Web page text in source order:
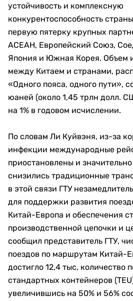
устойчивость и комплексную
конкурентоспособность
первую пятерку крупных
АСЕАН, Европейский Союз,
Япония и Южная Корея. Объем
между Китаем и странами,
«Одного пояса, одного пути»,
юаней (около 1,45 трлн долл.
на 1% в годовом исчислении.
По словам Ли Куйвэня, из-за
инфекции международные
приостановлены и
снизились традиционные
в этой связи ГТУ
для поддержки развития
Китай-Европа и обеспечения
производственной цепочки и
сообщил представитель ГТУ,
поездов по маршрутам Китай-
достигло 12,4 тыс, количество
стандартных контейнеров
увеличившись на 50% и 56%